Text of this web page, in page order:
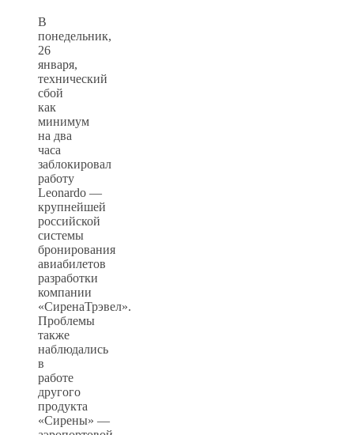
В
понедельник,
26
января,
технический
сбой
как
минимум
на два
часа
заблокировал
работу
Leonardo —
крупнейшей
российской
системы
бронирования
авиабилетов
разработки
компании
«СиренаТрэвел».
Проблемы
также
наблюдались
в
работе
другого
продукта
«Сирены» —